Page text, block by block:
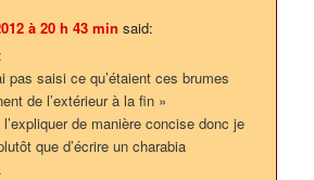
à 20 h 43 min said:
pas saisi ce qu’étaient ces brumes
de l’extérieur à la fin »
de manière concise donc je
que d’écrire un charabia